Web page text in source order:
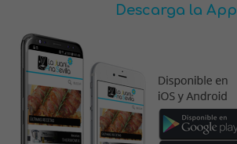
Descarga la App